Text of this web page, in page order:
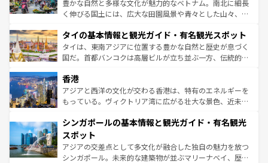
らではのナイトライフも堪能できる。あたたかいホスピタ
わってみてほしい。 なお、新着の韓国情報はコンテンツ一
覧 を参照してほしい。
豊かな自然と多様な文化が魅力的なベトナム。南北に細長
く伸びる国土には、広大な田園風景や青々とした山々、世
急速な発展と共に伝統が息づく。ハノイの古い町並みやホ
ーチミン市のフランス統治時代の建物も、独特の雰囲気を
醸し出している。また、バラエティの豊かさとおいしさで
とつ。フォーやバインミー、ベトナムコーヒーなどは、ぜ
ひ現地で味わいたい。どの地域を訪れてもあたたかい人々
が旅行者を迎えてくれるので、きっと忘れられない旅にな
参照してほしい。
タイの基本情報と観光ガイド・有名観光スポット
タイは、東南アジアに位置する豊かな自然と歴史が息づく
国だ。首都バンコクは高層ビルが立ち並ぶ一方、伝統的な
の活気が交差している。北部ではチェンマイなどの山岳地
帯で自然と触れ合い、南部ではプーケットやクラビの美し
いビーチでリゾート気分を楽しむことができる。タイ料理
激する。気候は一年中温暖で、どの季節にも異なる楽しみ
が待っている。親しみやすいタイの人々、仏教を中心とし
た文化、そして多様な観光資源が、訪れる旅人を魅了し続
ける。 なお、新着のタイ情報はコンテンツ一覧を参照して
香港
アジアと西洋の文化が交わる香港は、特有のエネルギーを
もっている。ヴィクトリア湾に広がる壮大な景色、近未来
み、どこを訪れても感動するはず。観光スポットが密集し
ており、効率よく見どころを回れるのも魅力。息をのむよ
うな絶景から文化的な体験まで、香港を存分に楽しみ尽く
そう。 なお、新着の香港情報はコンテンツ一覧を参照して
シンガポールの基本情報と観光ガイド・有名観光
スポット
アジアの交差点として多文化が融合した独自の魅力を放つ
シンガポール。未来的な建築物が並ぶマリーナベイ、歴史